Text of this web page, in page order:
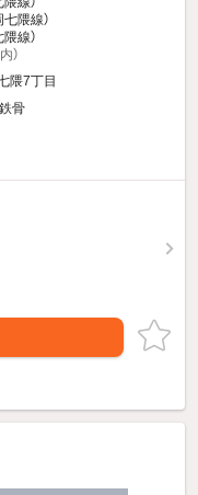
七隈線）
線）
）
隈7丁目
骨